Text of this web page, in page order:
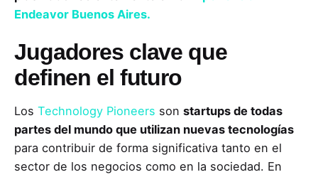
Endeavor Buenos Aires.
Jugadores clave que
definen el futuro
Los Technology Pioneers son startups de todas
partes del mundo que utilizan nuevas tecnologías
para contribuir de forma significativa tanto en el
sector de los negocios como en la sociedad. En